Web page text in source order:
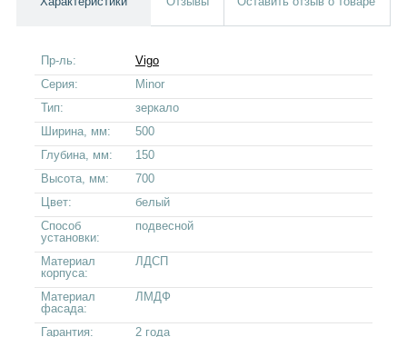
Пр-ль:
Vigo
Серия:
Minor
Тип:
зеркало
Ширина, мм:
500
Глубина, мм:
150
Высота, мм:
700
Цвет:
белый
Способ
установки:
подвесной
Материал
корпуса:
ЛДСП
Материал
фасада:
ЛМДФ
Гарантия:
2 года